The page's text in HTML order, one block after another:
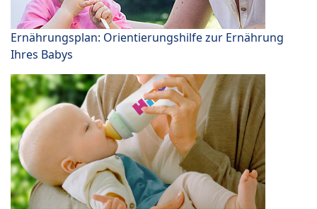
Ernährungsplan: Orientierungshilfe zur Ernährung
Ihres Babys